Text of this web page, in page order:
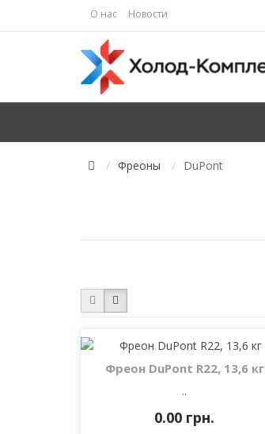
О нас Новости
Фреоны DuPont
Фреон DuPont R22, 13,6 кг
..
0.00 грн.